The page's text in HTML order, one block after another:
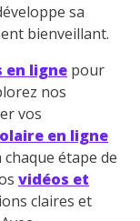
sa
bienveillant.
en ligne pour
nos
vos
en ligne
étape de
vidéos et
claires et